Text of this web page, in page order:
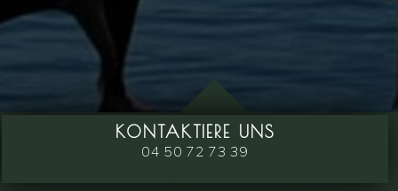
KONTAKTIERE UNS
04 50 72 73 39